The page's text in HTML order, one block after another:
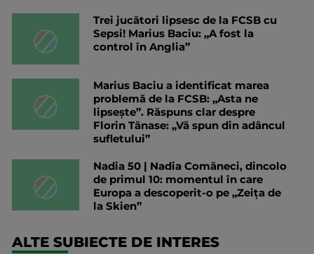
Trei jucători lipsesc de la FCSB cu
Sepsi! Marius Baciu: „A fost la
control în Anglia”
Marius Baciu a identificat marea
problemă de la FCSB: „Asta ne
lipsește”. Răspuns clar despre
Florin Tănase: „Vă spun din adâncul
sufletului”
Nadia 50 | Nadia Comăneci, dincolo
de primul 10: momentul în care
Europa a descoperit-o pe „Zeița de
la Skien”
ALTE SUBIECTE DE INTERES